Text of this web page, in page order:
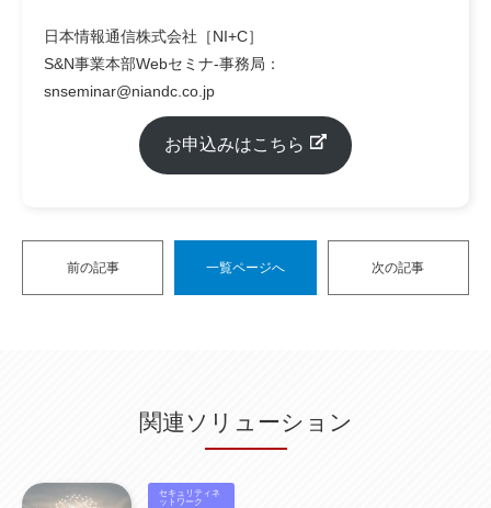
日本情報通信株式会社［NI+C］
S&N事業本部Webセミナ-事務局：
snseminar@niandc.co.jp
お申込みはこちら
前の記事 一覧ページへ 次の記事
関連ソリューション
セキュリティネ
ットワーク